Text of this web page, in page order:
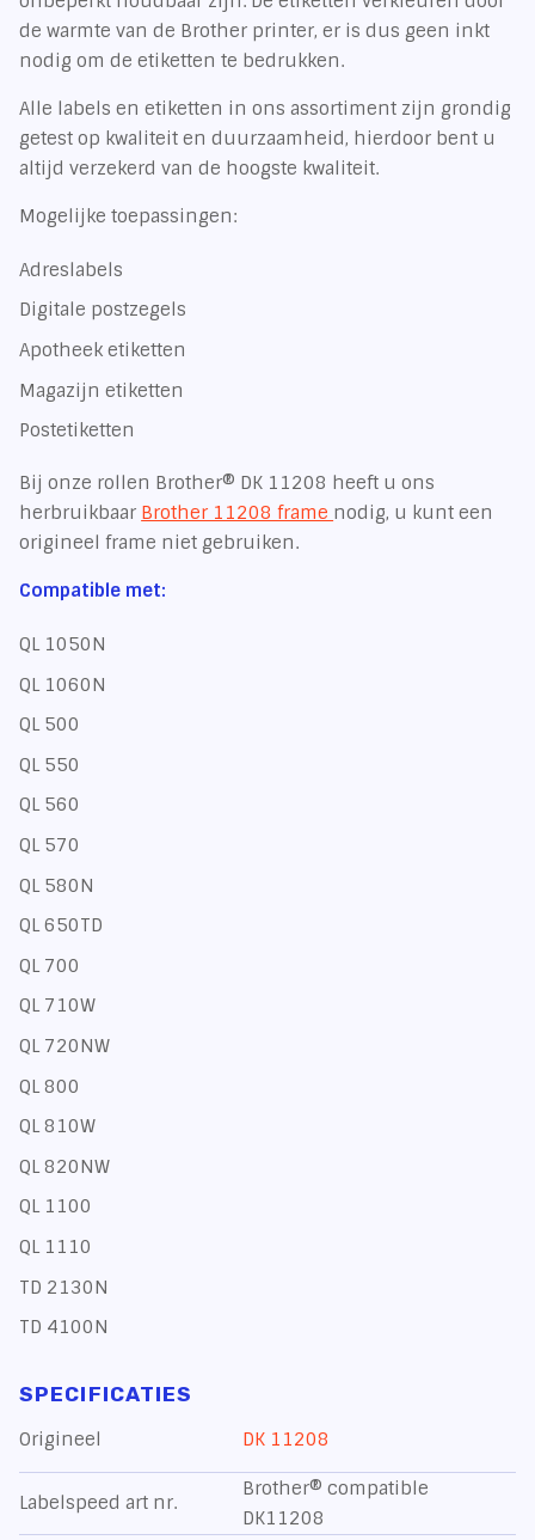
de warmte van de Brother printer, er is dus geen inkt
nodig om de etiketten te bedrukken.
Alle labels en etiketten in ons assortiment zijn grondig
getest op kwaliteit en duurzaamheid, hierdoor bent u
altijd verzekerd van de hoogste kwaliteit.
Mogelijke toepassingen:
Adreslabels
Digitale postzegels
Apotheek etiketten
Magazijn etiketten
Postetiketten
Bij onze rollen Brother® DK 11208 heeft u ons
herbruikbaar Brother 11208 frame nodig, u kunt een
origineel frame niet gebruiken.
Compatible met:
QL 1050N
QL 1060N
QL 500
QL 550
QL 560
QL 570
QL 580N
QL 650TD
QL 700
QL 710W
QL 720NW
QL 800
QL 810W
QL 820NW
QL 1100
QL 1110
TD 2130N
TD 4100N
SPECIFICATIES
Origineel
DK 11208
Labelspeed art nr.
Brother® compatible
DK11208